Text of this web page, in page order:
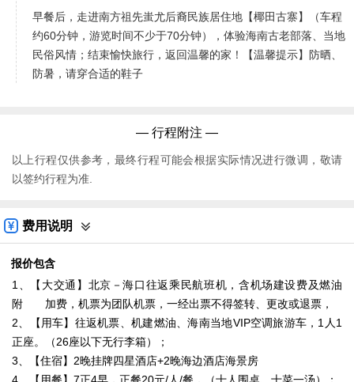
早餐后，走进南方祖先蚩尤后裔民族居住地【椰田古寨】（车程
约60分钟，游览时间不少于70分钟），体验海南古老部落、当地
民俗风情；结束愉快旅行，返回温馨的家！【温馨提示】防晒、
防暑，请穿合适的鞋子
— 行程附注 —
以上行程仅供参考，最终行程可能会根据实际情况进行微调，敬请
以签约行程为准.
费用说明
报价包含
1、【大交通】北京－海口往返乘民航班机，含机场建设费及燃油
附 加费，机票为团队机票，一经出票不得签转、更改或退票，
2、【用车】往返机票、机建燃油、海南当地VIP空调旅游车，1人1
正座。（26座以下无行李箱）；
3、【住宿】2晚挂牌四星酒店+2晚海边酒店海景房